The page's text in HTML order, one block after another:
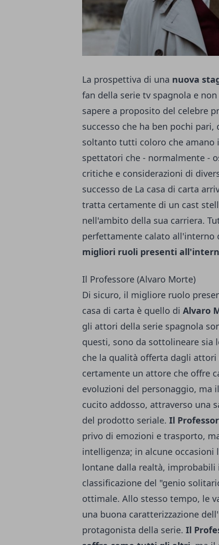
La prospettiva di una nuova
fan della serie tv spagnola e
sapere a proposito del celebre
successo che ha ben pochi
soltanto tutti coloro che amano
spettatori che - normalmente -
critiche e considerazioni di
successo de La casa di carta
tratta certamente di un cast
nell'ambito della sua carriera.
perfettamente calato all'interno
migliori ruoli presenti
Il Professore (Alvaro Morte)
Di sicuro, il migliore ruolo
casa di carta è quello di Alvaro
gli attori della serie spagnola
questi, sono da sottolineare sia
che la qualità offerta dagli attori
certamente un attore che offre
evoluzioni del personaggio, ma il
cucito addosso, attraverso una
del prodotto seriale. Il
privo di emozioni e trasporto,
intelligenza; in alcune occasioni
lontane dalla realtà,
classificazione del "genio
ottimale. Allo stesso tempo, le
una buona caratterizzazione
protagonista della serie. Il